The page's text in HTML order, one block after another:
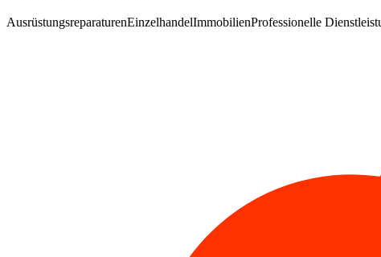
AusrüstungsreparaturenEinzelhandelImmobilienProfessionelle